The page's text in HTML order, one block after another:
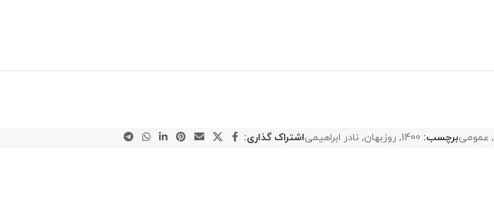
, عمومیبرچسب: 1400
, روزبهان, نادر ابراهیمیاشتراک گذاری: